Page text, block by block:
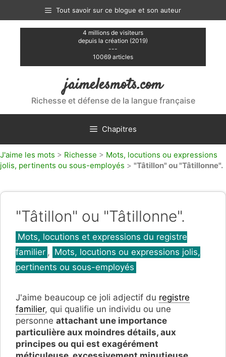
contenu
Tout savoir sur ce blogue et son auteur
4 millions de visiteurs
depuis la création (2019)
---
10069 articles
jaimelesmots.com
Richesse et défense de la langue française
Chapitres
J'aime les mots > Richesse > Mots, locutions ou expressions
jolis, pertinents ou sous-employés > "Tâtillon" ou "Tâtillonne".
"Tâtillon" ou "Tâtillonne".
Catégories
Mots, locutions et expressions du registre
familier , Mots, locutions ou expressions jolis,
pertinents ou sous-employés
J'aime beaucoup ce joli adjectif du registre
familier, qui qualifie un individu ou une
personne attachant une importance
particulière aux moindres détails, aux
principes ou qui est exagérément